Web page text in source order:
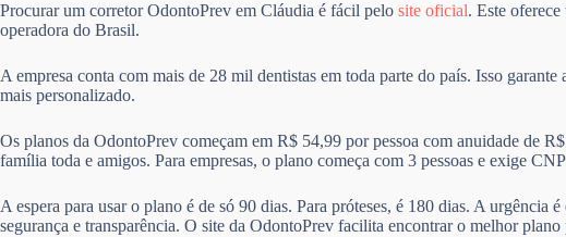
Procurar um corretor OdontoPrev em Cláudia é fácil pelo site oficial. Este
operadora do Brasil.
A empresa conta com mais de 28 mil dentistas em toda parte do país. Isso
mais personalizado.
Os planos da OdontoPrev começam em R$ 54,99 por pessoa com anuidade de
família toda e amigos. Para empresas, o plano começa com 3 pessoas e exige
A espera para usar o plano é de só 90 dias. Para próteses, é 180 dias. A
segurança e transparência. O site da OdontoPrev facilita encontrar o melhor plano